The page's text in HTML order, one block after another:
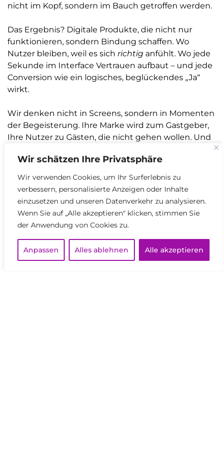
Wir schätzen Ihre Privatsphäre
Wir verwenden Cookies, um Ihr Surferlebnis zu
verbessern, personalisierte Anzeigen oder Inhalte
einzusetzen und unseren Datenverkehr zu analysieren.
Wenn Sie auf „Alle akzeptieren" klicken, stimmen Sie
der Anwendung von Cookies zu.
Anpassen Alles ablehnen Alle akzeptieren
nicht im Kopf, sondern im Bauch getroffen werden.
Das Ergebnis? Digitale Produkte, die nicht nur
funktionieren, sondern Bindung schaffen. Wo
Nutzer bleiben, weil es sich richtig anfühlt. Wo jede
Sekunde im Interface Vertrauen aufbaut – und jede
Conversion wie ein logisches, beglückendes „Ja“
wirkt.
Wir denken nicht in Screens, sondern in Momenten
der Begeisterung. Ihre Marke wird zum Gastgeber,
Ihre Nutzer zu Gästen, die nicht gehen wollen. Und
während alle über das „Wow“ reden.
EFERENZE